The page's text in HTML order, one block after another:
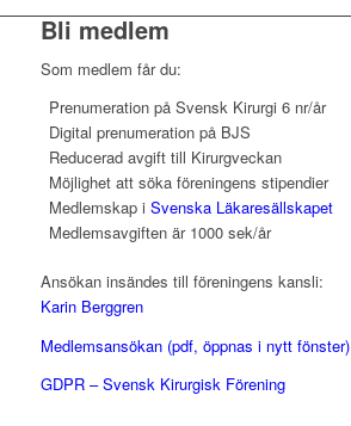
Bli medlem
Som medlem får du:
Prenumeration på Svensk Kirurgi 6 nr/år
Digital prenumeration på BJS
Reducerad avgift till Kirurgveckan
Möjlighet att söka föreningens stipendier
Medlemskap i Svenska Läkaresällskapet
Medlemsavgiften är 1000 sek/år
Ansökan insändes till föreningens kansli:
Karin Berggren
Medlemsansökan (pdf, öppnas i nytt fönster)
GDPR – Svensk Kirurgisk Förening